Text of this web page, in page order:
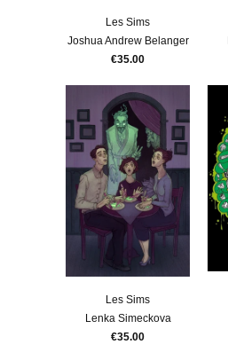
Les Sims
Joshua Andrew Belanger
€35.00
Les Sims
Lenka Simeckova
€35.00